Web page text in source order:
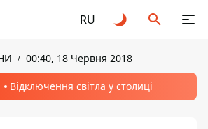
RU
00:40, 18 Червня 2018
Відключення світла у столиці